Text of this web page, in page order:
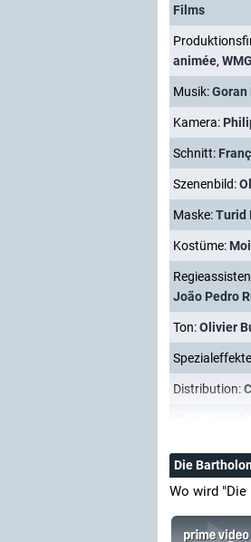
Films
animée,
Musik:Goran
Kamera:
Schnitt:
Szenenbild:
Maske:Turid
Kostüme:
João Pedro
Ton:Olivier
Distribution:
Die
Wo wird